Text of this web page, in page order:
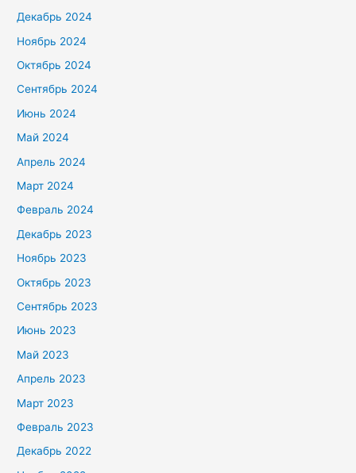
Декабрь 2024
Ноябрь 2024
Октябрь 2024
Сентябрь 2024
Июнь 2024
Май 2024
Апрель 2024
Март 2024
Февраль 2024
Декабрь 2023
Ноябрь 2023
Октябрь 2023
Сентябрь 2023
Июнь 2023
Май 2023
Апрель 2023
Март 2023
Февраль 2023
Декабрь 2022